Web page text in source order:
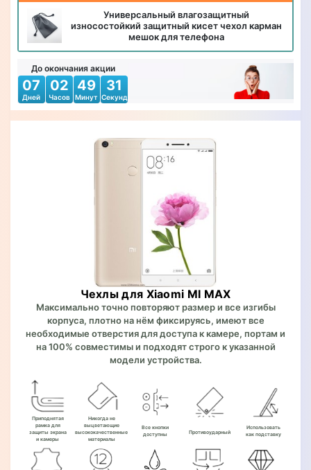
Универсальный влагозащитный
износостойкий защитный кисет чехол карман
мешок для телефона
До окончания акции
07
Дней
02
Часов
49
Минут
30
Секунд
Чехлы для Xiaomi MI MAX
Максимально точно повторяют размер и все изгибы
корпуса, плотно на нём фиксируясь, имеют все
необходимые отверстия для доступа к камере, портам и
на 100% совместимы и подходят строго к указанной
модели устройства.
Приподнятая
рамка для
защиты экрана
и камеры
Никогда не
выцветающие
высококачественные
материалы
Все кнопки
доступны
Противоударный
Использовать
как подставку